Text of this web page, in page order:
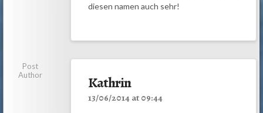
diesen namen auch sehr!
Post
Author
Kathrin
13/06/2014 at 09:44